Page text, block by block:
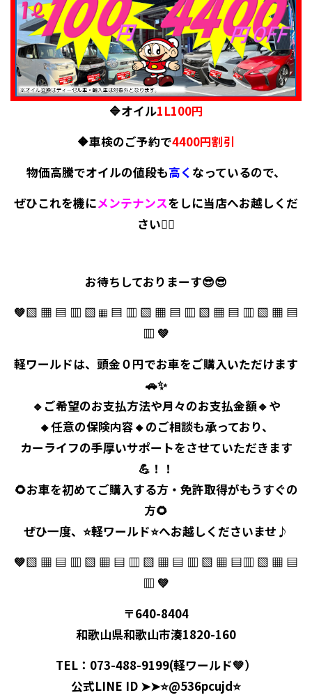
🔷オイル1L100円
🔶車検のご予約で4400円割引
物価高騰でオイルの値段も高く なっているので、
ぜひこれを機にメンテナンスをしに当店へお越しくだ
さい🙇‍♀️
お待ちしておりまーす😎😎
💚▧ ▦ ▤ ▥ ▧ ▦ ▤ ▥ ▧ ▦ ▤ ▥ ▧ ▦ ▤ ▥ ▧ ▦ ▤
▥ 💚
軽ワールドは、 頭金０円でお車をご購入いただけます
🚗✨
🔹 ご希望のお支払方法や月々のお支払金額🔹や
🔸任意の保険内容🔸のご相談も承っており、
カーライフの手厚いサポートをさせていただきます
💪！！
🌻お車を初めてご購入する方・免許取得がもうすぐの
方🌻
ぜひ一度、⭐️軽ワールド⭐️へお越しくださいませ♪
💚▧ ▦ ▤ ▥ ▧ ▦ ▤ ▥ ▧ ▦ ▤ ▥ ▧ ▦ ▤▥ ▧ ▦ ▤
▥ 💚
〒640-8404
和歌山県和歌山市湊1820-160
TEL：073-488-9199(軽ワールド💚）
公式LINE ID ➤➤⭐️@536pcujd⭐️